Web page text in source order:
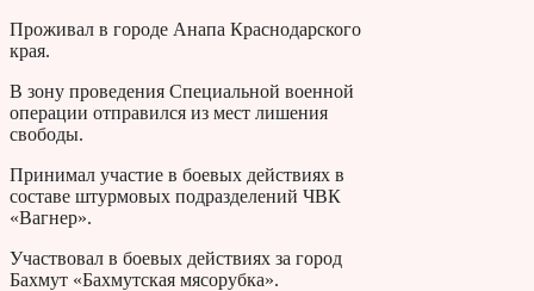
Проживал в городе Анапа Краснодарского
края.
В зону проведения Специальной военной
операции отправился из мест лишения
свободы.
Принимал участие в боевых действиях в
составе штурмовых подразделений ЧВК
«Вагнер».
Участвовал в боевых действиях за город
Бахмут «Бахмутская мясорубка».